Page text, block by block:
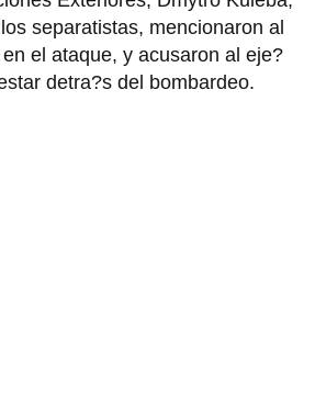
separatistas, mencionaron al
el ataque, y acusaron al eje?
detra?s del bombardeo.